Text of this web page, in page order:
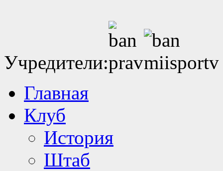
Учредители:
Главная
Клуб
История
Штаб